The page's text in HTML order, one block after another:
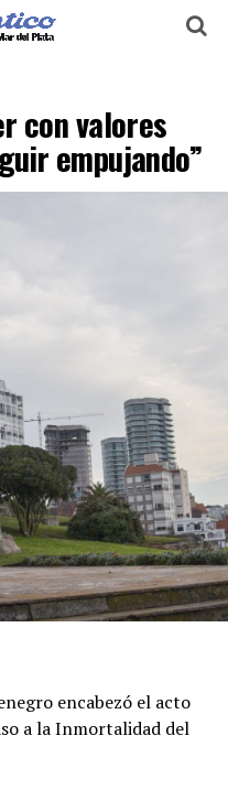
con valores
empujando”
encabezó el acto
a la Inmortalidad del